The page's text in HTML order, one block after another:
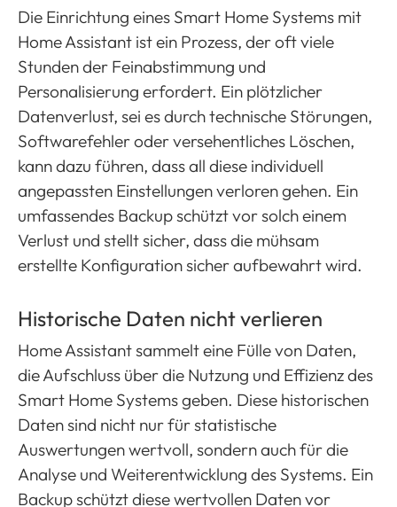
Die Einrichtung eines Smart Home Systems mit
Home Assistant ist ein Prozess, der oft viele
Stunden der Feinabstimmung und
Personalisierung erfordert. Ein plötzlicher
Datenverlust, sei es durch technische Störungen,
Softwarefehler oder versehentliches Löschen,
kann dazu führen, dass all diese individuell
angepassten Einstellungen verloren gehen. Ein
umfassendes Backup schützt vor solch einem
Verlust und stellt sicher, dass die mühsam
erstellte Konfiguration sicher aufbewahrt wird.
Historische Daten nicht verlieren
Home Assistant sammelt eine Fülle von Daten,
die Aufschluss über die Nutzung und Effizienz des
Smart Home Systems geben. Diese historischen
Daten sind nicht nur für statistische
Auswertungen wertvoll, sondern auch für die
Analyse und Weiterentwicklung des Systems. Ein
Backup schützt diese wertvollen Daten vor